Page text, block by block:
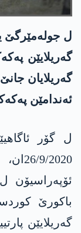
ل جوله‌مێرگێ
ئه‌ندامێن
ل گۆر
26/
ئۆپه‌راسیۆن
گه‌ریلایێن